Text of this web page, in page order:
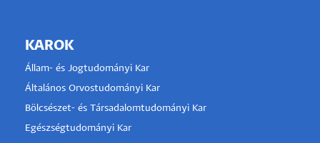
KAROK
Állam- és Jogtudományi Kar
Általános Orvostudományi Kar
Bölcsészet- és Társadalomtudományi Kar
Egészségtudományi Kar